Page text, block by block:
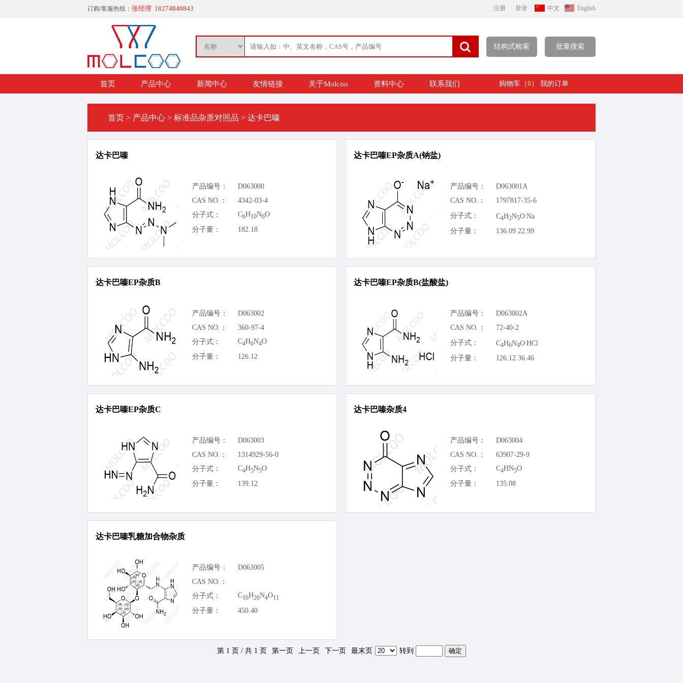
订购/客服热线： 张经理 18274848843 注册 登录 中文 English
结构式检索 批量搜索
首页 产品中心 新闻中心 友情链接 关于Molcoo 资料中心 联系我们 购物车（0） 我的订单
首页 > 产品中心 > 标准品杂质对照品 > 达卡巴嗪
达卡巴嗪
产品编号：
D063000
CAS NO.：
4342-03-4
分子式：
C6H10N6O
分子量：
182.18
达卡巴嗪EP杂质A(钠盐)
产品编号：
D063001A
CAS NO.：
1797817-35-6
分子式：
C4H2N5O.Na
分子量：
136.09 22.99
达卡巴嗪EP杂质B
产品编号：
D063002
CAS NO.：
360-97-4
分子式：
C4H6N4O
分子量：
126.12
达卡巴嗪EP杂质B(盐酸盐)
产品编号：
D063002A
CAS NO.：
72-40-2
分子式：
C4H6N4O.HCl
分子量：
126.12 36.46
达卡巴嗪EP杂质C
产品编号：
D063003
CAS NO.：
1314929-56-0
分子式：
C4H5N5O
分子量：
139.12
达卡巴嗪杂质4
产品编号：
D063004
CAS NO.：
63907-29-9
分子式：
C4HN5O
分子量：
135.08
达卡巴嗪乳糖加合物杂质
产品编号：
D063005
CAS NO.：
分子式：
C16H26N4O11
分子量： 450.40
第 1 页 / 共 1 页 第一页 上一页 下一页 最末页 转到